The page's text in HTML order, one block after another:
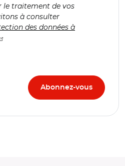
le traitement de vos
à consulter
des données à